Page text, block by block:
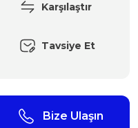
Karşılaştır
Tavsiye Et
Bize Ulaşın